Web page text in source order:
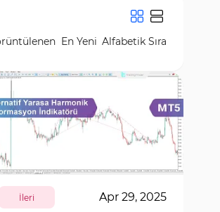
çıkarabilirsiniz.
En Yeni Alfabetik Sıra
5892
İleri
Apr 29, 2025